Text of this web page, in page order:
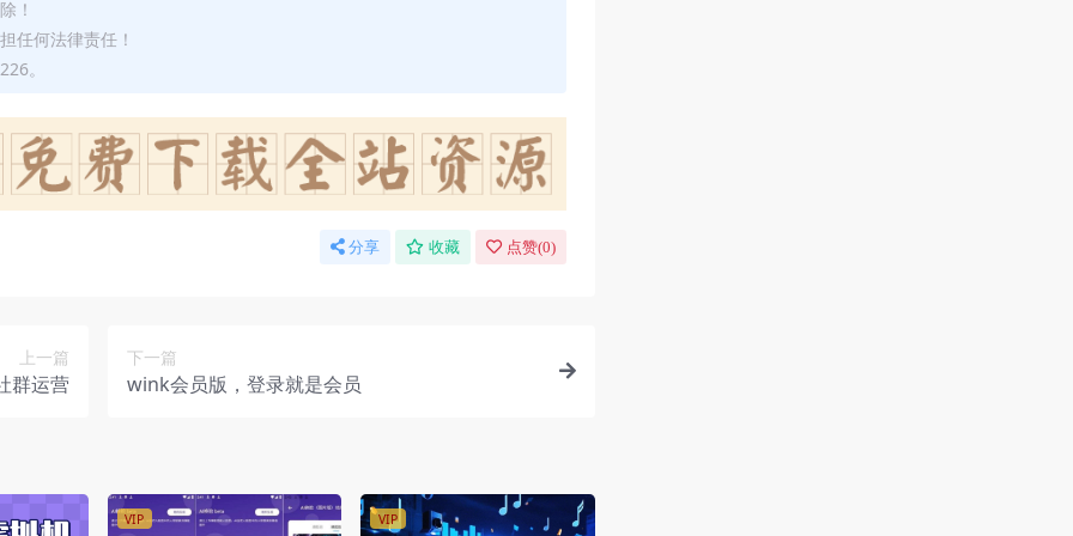
！
任何法律责任！
。
分享 收藏 点赞(0)
上一篇
群运营
下一篇
wink会员版，登录就是会员
VIP VIP